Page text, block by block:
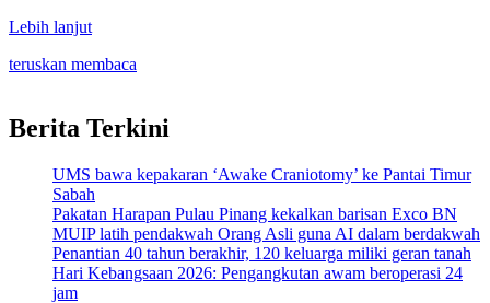
Lebih lanjut
teruskan membaca
Berita Terkini
UMS bawa kepakaran ‘Awake Craniotomy’ ke Pantai Timur
Sabah
Pakatan Harapan Pulau Pinang kekalkan barisan Exco BN
MUIP latih pendakwah Orang Asli guna AI dalam berdakwah
Penantian 40 tahun berakhir, 120 keluarga miliki geran tanah
Hari Kebangsaan 2026: Pengangkutan awam beroperasi 24
jam